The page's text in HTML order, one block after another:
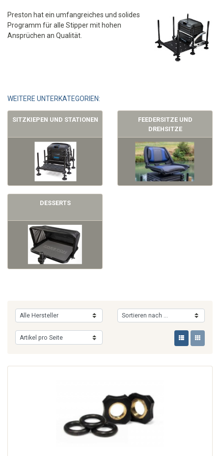
Preston hat ein umfangreiches und solides
Programm für alle Stipper mit hohen
Ansprüchen an Qualität.
WEITERE UNTERKATEGORIEN:
SITZKIEPEN UND STATIONEN
FEEDERSITZE UND
DREHSITZE
DESSERTS